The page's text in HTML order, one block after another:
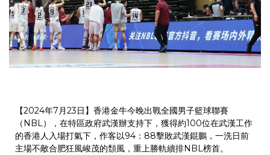
【2024年7月23日】香港金牛今晚出戰全國男子籃球聯賽
（NBL），在特區政府武漢辦支持下，獲得約100位在武漢工作
的香港人入場打氣下，作客以94：88擊敗武漢錕鵬，一洗日前
主場不敵合肥狂風峻茂的頹風，重上勝軌續排NBL榜首。